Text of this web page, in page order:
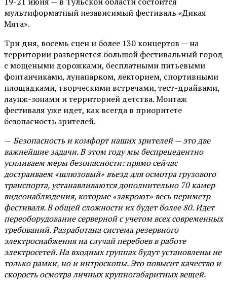
мультиформатный независимый фестиваль «Дикая
Мята».
Три дня, восемь сцен и более 130 концертов — на
территории развернется большой фестивальный город
с мощеными дорожками, бесплатными питьевыми
фонтанчиками, лунапарком, лекторием, спортивными
площадками, творческими встречами, тест-драйвами,
лаунж-зонами и территорией детства. Монтаж
фестиваля уже идет, как всегда в приоритете
безопасность зрителей.
— Безопасность и комфорт наших зрителей — это две
важнейшие задачи. В этом году мы беспрецедентно
усиливаем меры безопасности: прямо сейчас
достраиваем «шлюзовый» въезд для осмотра грузового
транспорта, устанавливаются дополнительно 70 камер
видеонаблюдения, которые «закроют» весь периметр
фестиваля. В общей сложности их будет более 80. Идет
переоборудование серверной с учетом всех современных
требований. Разработана система резервного
электроснабжения на случай перебоев в работе
электросетей. На входных группах будут установлены не
только рамки, но и интроскопы. Это повысит качество и
скорость осмотра личных крупногабаритных вещей.